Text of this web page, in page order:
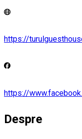
https://
https://
Despre